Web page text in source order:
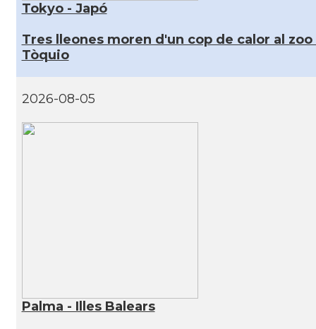
Tokyo - Japó
Tres lleones moren d'un cop de calor al zoo
Tòquio
2026-08-05
Palma - Illes Balears